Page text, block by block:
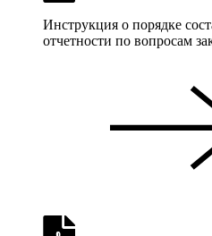
Инструкция о порядке
отчетности по вопросам